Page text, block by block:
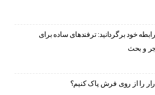
خود برگردانید: ترفندهای ساده برای
و بحث
را از روی فرش پاک کنیم؟